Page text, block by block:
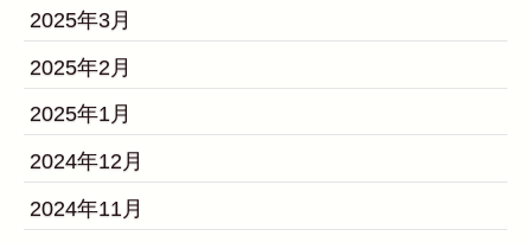
2025年3月
2025年2月
2025年1月
2024年12月
2024年11月